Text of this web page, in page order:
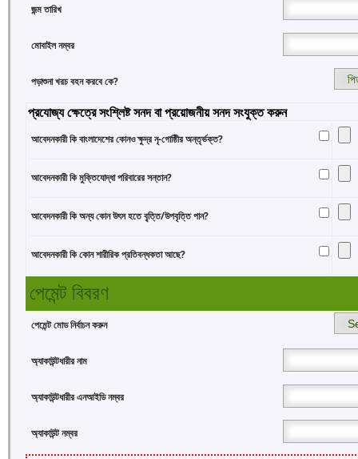
জন্ম তারিখ
মোবাইল নম্বর
পড়াশুনা খরচ বহন করবে কে?
প্রযোজ্য ক্ষেত্রে সংশ্লিষ্ট সনদ বা প্রয়োজনীয় সনদ সংযুক্ত করুন
আবেদনকারী কি বাংলাদেশের কোনও ক্ষুদ্র নৃ-গোষ্ঠিীর অন্তৃর্ভক্ত?
আবেদনকারী কি মুক্তিযোদ্ধা পরিবারের সন্তান?
আবেদনকারী কি অন্য কোন উৎস হতে বৃ্ত্তি/উপবৃত্তি পান?
আবেদনকারী কি কোন শারীরিক প্রতিবন্ধকতা আছে?
পেমেন্ট বিবরণ
পেমেন্ট মোড নির্বাচন করুন
অ্যাকাউন্টধারীর নাম
অ্যাকাউন্টধারীর এনআইডি নম্বর
অ্যাকাউন্ট নম্বর